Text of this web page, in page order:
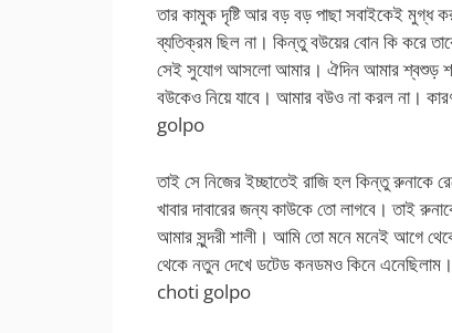
তার কামুক দৃষ্টি আর বড় বড় পাছা সবাইকেই
ব্যতিক্রম ছিল না। কিন্তু বউয়ের বোন কি করে
সেই সুযোগ আসলো আমার। ঐদিন আমার শ্বশুড়
বউকেও নিয়ে যাবে। আমার বউও না করল না।
golpo
তাই সে নিজের ইচ্ছাতেই রাজি হল কিন্তু রুনাকে
খাবার দাবারের জন্য কাউকে তো লাগবে। তাই
আমার সুন্দরী শালী। আমি তো মনে মনেই আগে
থেকে নতুন দেখে ডটেড কনডমও কিনে
choti golpo